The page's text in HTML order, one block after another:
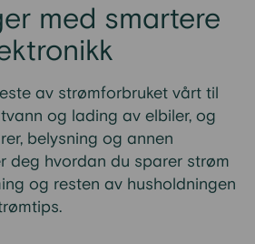
med smartere
av strømforbruket vårt til
og lading av elbiler, og
belysning og annen
deg hvordan du sparer strøm
og resten av husholdningen